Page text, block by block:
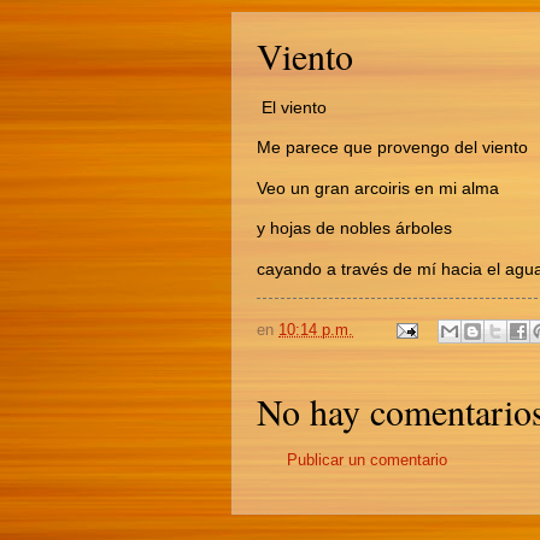
Viento
El viento
Me parece que provengo del viento
Veo un gran arcoiris en mi alma
y hojas de nobles árboles
cayando a través de mí hacia el
en 10:14 p.m.
No hay
Publicar un comentario